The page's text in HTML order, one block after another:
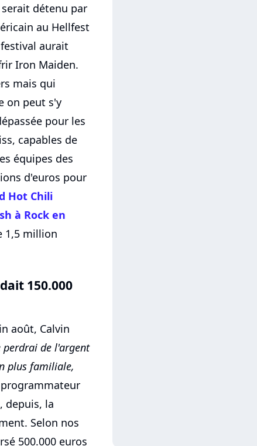
détenu par
au Hellfest
aurait
Iron Maiden.
mais qui
on peut s'y
pour les
capables de
équipes des
d'euros pour
Hot Chili
à Rock en
1,5 million
150.000
août, Calvin
perdrai de l'argent
plus familiale,
depuis, la
Selon nos
500.000 euros